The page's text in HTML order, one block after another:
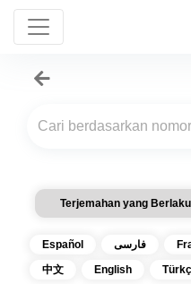
Terjemahan yang Berlaku
Español فارسی
中文
English